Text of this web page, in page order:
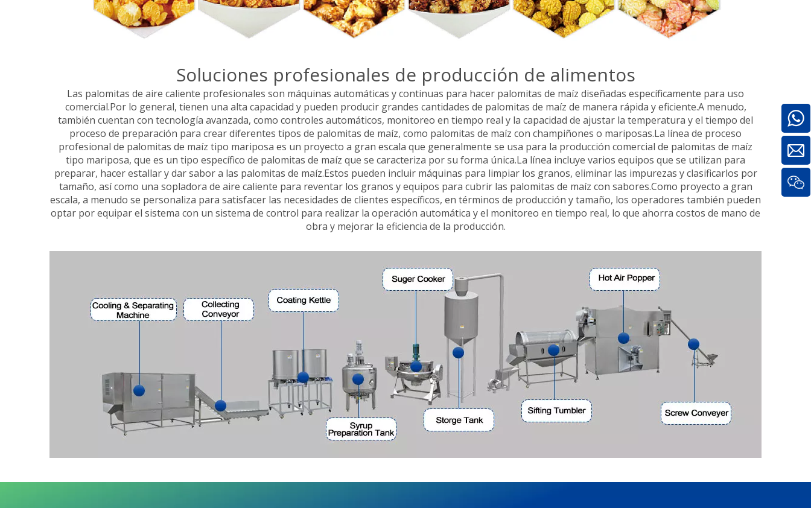
Soluciones profesionales de producción de alimentos
Las palomitas de aire caliente profesionales son máquinas automáticas y continuas para hacer palomitas de maíz diseñadas específicamente para uso
comercial.Por lo general, tienen una alta capacidad y pueden producir grandes cantidades de palomitas de maíz de manera rápida y eficiente.A menudo,
también cuentan con tecnología avanzada, como controles automáticos, monitoreo en tiempo real y la capacidad de ajustar la temperatura y el tiempo del
proceso de preparación para crear diferentes tipos de palomitas de maíz, como palomitas de maíz con champiñones o mariposas.La línea de proceso
profesional de palomitas de maíz tipo mariposa es un proyecto a gran escala que generalmente se usa para la producción comercial de palomitas de maíz
tipo mariposa, que es un tipo específico de palomitas de maíz que se caracteriza por su forma única.La línea incluye varios equipos que se utilizan para
preparar, hacer estallar y dar sabor a las palomitas de maíz.Estos pueden incluir máquinas para limpiar los granos, eliminar las impurezas y clasificarlos por
tamaño, así como una sopladora de aire caliente para reventar los granos y equipos para cubrir las palomitas de maíz con sabores.Como proyecto a gran
escala, a menudo se personaliza para satisfacer las necesidades de clientes específicos, en términos de producción y tamaño, los operadores también pueden
optar por equipar el sistema con un sistema de control para realizar la operación automática y el monitoreo en tiempo real, lo que ahorra costos de mano de
obra y mejorar la eficiencia de la producción.